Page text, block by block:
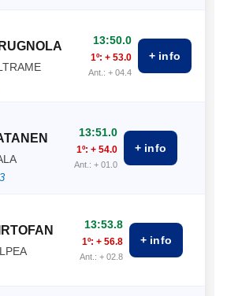
13:50.0
1º: + 53.0
Ant.: + 04.4
+ info
13:51.0
1º: + 54.0
Ant.: + 01.0
+ info
13:53.8
1º: + 56.8
Ant.: + 02.8
+ info